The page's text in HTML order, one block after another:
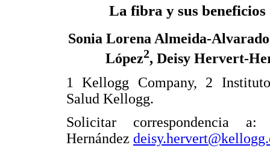
La fibra y sus beneficios
Sonia Lorena Almeida-Alvarado
López2, Deisy Hervert-
1 Kellogg Company, 2
Salud Kellogg.
Solicitar correspondencia
Hernández